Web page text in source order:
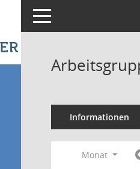
Toggle navigation
Informationen
Monat